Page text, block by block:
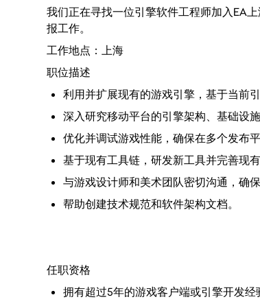
我们正在寻找一位引擎软件工程师加入EA
报工作。
工作地点：上海
职位描述
利用并扩展现有的游戏引擎，基于当前
深入研究移动平台的引擎架构、基础设
优化并调试游戏性能，确保在多个发布
基于现有工具链，研发新工具并完善现
与游戏设计师和美术团队密切沟通，确
帮助创建技术规范和软件架构文档。
任职资格
拥有超过5年的游戏客户端或引擎开发经